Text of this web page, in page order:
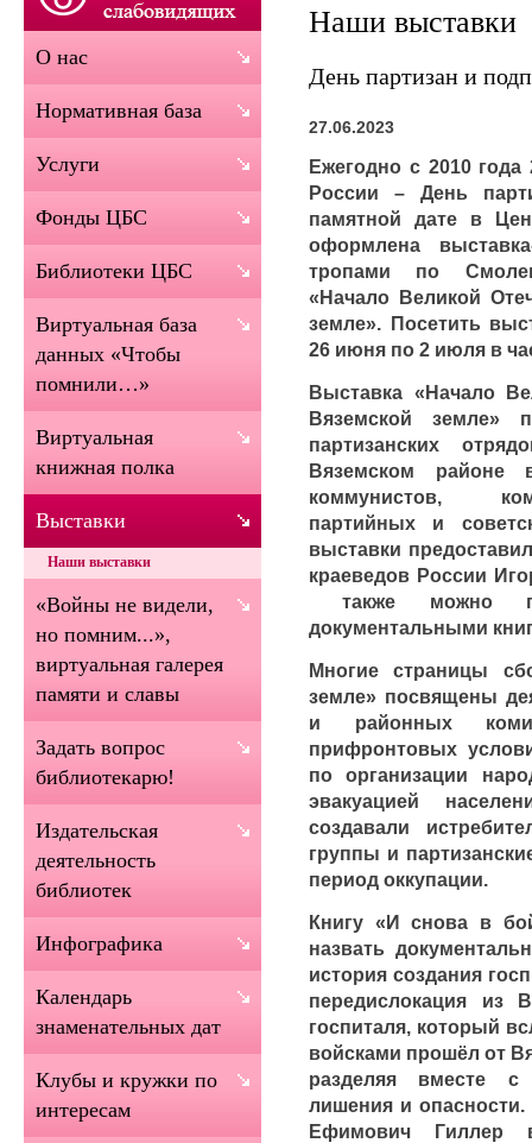
Наши выставки
День партизан и
27.06.2023
Ежегодно с 2010
России – День
памятной дате в
оформлена
тропами по
«Начало Великой
земле». Посетить
26 июня по 2 июля в
Выставка «Начало
Вяземской земле»
партизанских
Вяземском
коммунистов,
партийных и
выставки
краеведов России
также можно
документальными
Многие страницы
земле» посвящены
и районных
прифронтовых
по организации
эвакуацией
создавали
группы и
период оккупации.
Книгу «И снова в
назвать
история создания
передислокация из
госпиталя, который
войсками прошёл от
разделяя вместе
лишения и
Ефимович Гиллер
О нас
Нормативная база
Услуги
Фонды ЦБС
Библиотеки ЦБС
Виртуальная база
данных «Чтобы
помнили…»
Виртуальная
книжная полка
Выставки
Наши выставки
«Войны не видели,
но помним...»,
виртуальная галерея
памяти и славы
Задать вопрос
библиотекарю!
Издательская
деятельность
библиотек
Инфографика
Календарь
знаменательных дат
Клубы и кружки по
интересам